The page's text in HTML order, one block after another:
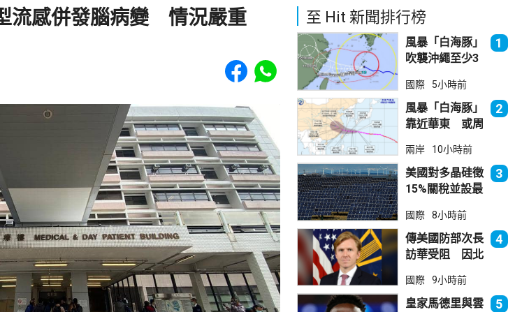
流感併發腦病變 情況嚴重
Share to Facebook
Share to WhatsApp
至 Hit 新聞排行榜
風暴「白海豚」
吹襲沖繩至少3
取消
1
國際 5小時前
風暴「白海豚」
靠近華東 或周
2
兩岸 10小時前
美國對多晶硅徵
15%關稅並設最
克：中國無法再
傾銷
3
國際 8小時前
傳美國防部次長
訪華受阻 因北
售
4
國際 9小時前
皇家馬德里與雲
5